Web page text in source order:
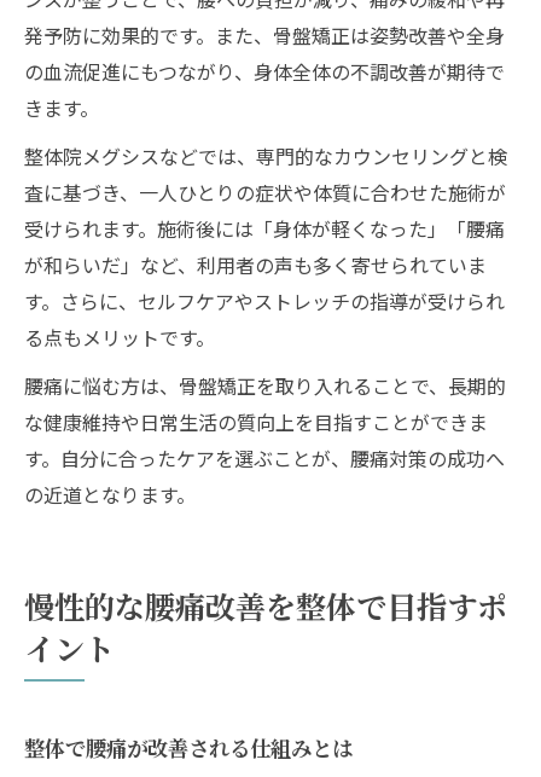
発予防に効果的です。また、骨盤矯正は姿勢改善や全身
の血流促進にもつながり、身体全体の不調改善が期待で
きます。
整体院メグシスなどでは、専門的なカウンセリングと検
査に基づき、一人ひとりの症状や体質に合わせた施術が
受けられます。施術後には「身体が軽くなった」「腰痛
が和らいだ」など、利用者の声も多く寄せられていま
す。さらに、セルフケアやストレッチの指導が受けられ
る点もメリットです。
腰痛に悩む方は、骨盤矯正を取り入れることで、長期的
な健康維持や日常生活の質向上を目指すことができま
す。自分に合ったケアを選ぶことが、腰痛対策の成功へ
の近道となります。
慢性的な腰痛改善を整体で目指すポ
イント
整体で腰痛が改善される仕組みとは